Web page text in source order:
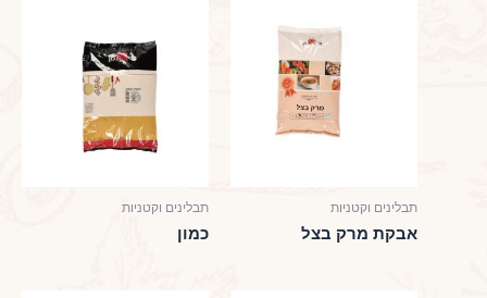
תבלינים וקטניות
אבקת מרק בצל
תבלינים וקטניות
כמון